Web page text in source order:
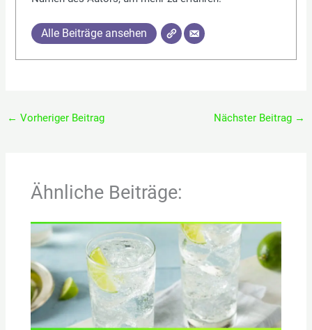
Alle Beiträge ansehen
← Vorheriger Beitrag Nächster Beitrag →
Ähnliche Beiträge: